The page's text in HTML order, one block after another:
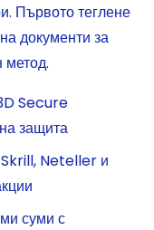
Първото теглене
документи за
метод.
Secure
защита
Neteller и
суми с